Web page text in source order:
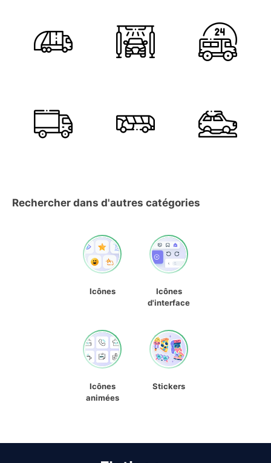
Rechercher dans d'autres catégories
Icônes
Icônes
d'interface
Icônes
animées
Stickers